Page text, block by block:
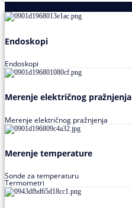
Endoskopi
Endoskopi
Merenje električnog pražnjenja
Merenje električnog pražnjenja
Merenje temperature
Sonde za temperaturu
Termometri